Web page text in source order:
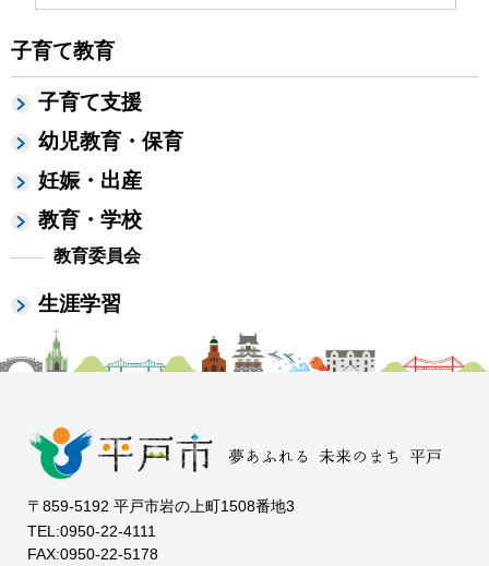
子育て教育
子育て支援
幼児教育・保育
妊娠・出産
教育・学校
教育委員会
生涯学習
〒859-5192 平戸市岩の上町1508番地3
TEL:0950-22-4111
FAX:0950-22-5178